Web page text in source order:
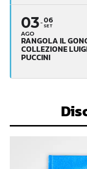
03
AGO
06
SET
RANGOLA IL
COLLEZIONE
PUCCINI